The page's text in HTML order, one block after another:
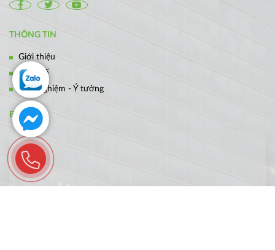
THÔNG TIN
Giới thiệu
Thiết kế
Kinh nghiệm - Ý tưởng
BẢN ĐỒ